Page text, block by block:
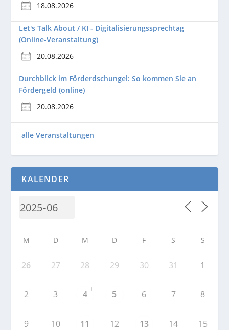
18.08.2026
Let's Talk About / KI - Digitalisierungssprechtag
(Online-Veranstaltung)
20.08.2026
Durchblick im Förderdschungel: So kommen Sie an
Fördergeld (online)
20.08.2026
alle Veranstaltungen
KALENDER
M D M D F S S
26 27 28 29 30 31 1
2 3 4
+
5 6 7 8
9 10 11 12 13 14 15